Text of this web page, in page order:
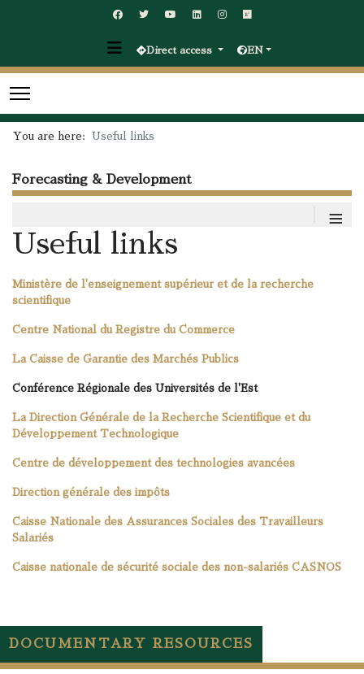
Direct access EN
You are here: Useful links
Forecasting & Development
≡
Useful links
Ministère de l'enseignement supérieur et de la recherche
scientifique
Centre National du Registre du Commerce
La Caisse de Garantie des Marchés Publics
Conférence Régionale des Universités de l'Est
La Direction Générale de la Recherche Scientifique et du
Développement Technologique
Centre de développement des technologies avancées
Direction générale des impôts
Caisse Nationale des Assurances Sociales des Travailleurs
Salariés
Caisse nationale de sécurité sociale des non-salariés CASNOS
DOCUMENTARY RESOURCES